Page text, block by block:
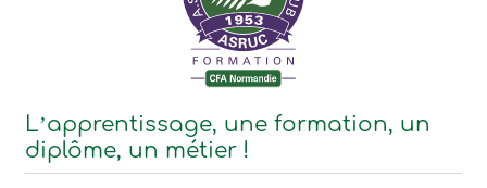
L’apprentissage, une formation, un
diplôme, un métier !